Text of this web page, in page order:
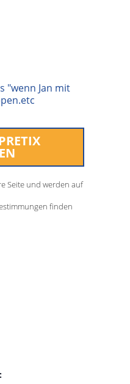
Seite und werden auf
finden